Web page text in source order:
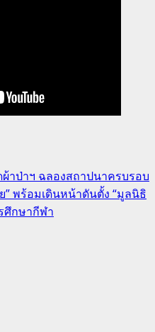
าป่าฯ ฉลองสถาปนาครบรอบ
” พร้อมเดินหน้าดันตั้ง “มูลนิธิ
ศึกษากีฬา